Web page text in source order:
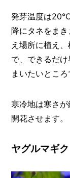
発芽温度は
降にタネをま
え場所に植え
で、できるだ
まいたいところ
寒冷地は寒さ
開花させます。
ヤグルマギ